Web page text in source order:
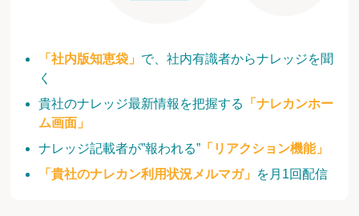
「社内版知恵袋」 で、社内有識者からナレッジを聞
く
貴社のナレッジ最新情報を把握する
「ナレカンホー
ム画面」
ナレッジ記載者が”報われる” 「リアクション機能」
「貴社のナレカン利用状況メルマガ」 を月1回配信